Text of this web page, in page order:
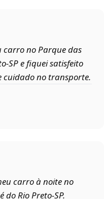
carro no Parque das
e fiquei satisfeito
cuidado no transporte.
carro à noite no
do Rio Preto‑SP.